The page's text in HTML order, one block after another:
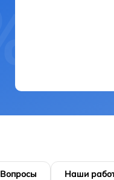
Вопросы Наши